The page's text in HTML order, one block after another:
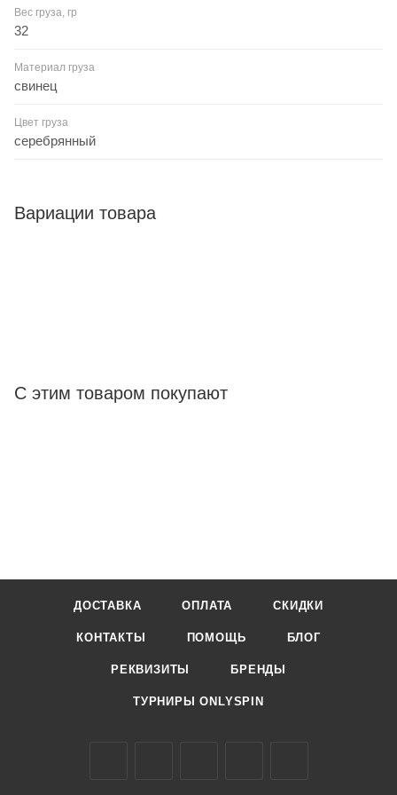
Вес груза, гр
32
Материал груза
свинец
Цвет груза
серебрянный
Вариации товара
С этим товаром покупают
ДОСТАВКА ОПЛАТА СКИДКИ
КОНТАКТЫ ПОМОЩЬ БЛОГ
РЕКВИЗИТЫ БРЕНДЫ
ТУРНИРЫ ONLYSPIN